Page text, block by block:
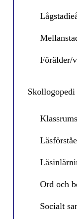
Förälder/
Skollogopedi
Ord och
Socialt